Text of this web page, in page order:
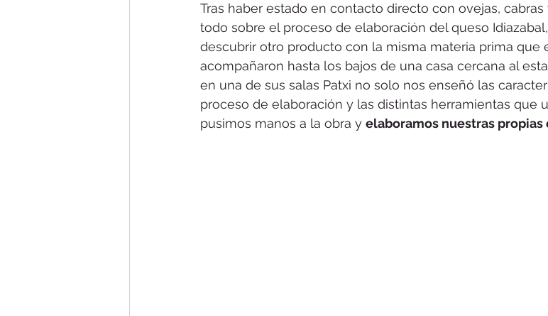
Tras haber estado en contacto directo con ovejas,
todo sobre el proceso de elaboración del queso
descubrir otro producto con la misma materia prima que
acompañaron hasta los bajos de una casa cercana al
en una de sus salas Patxi no solo nos enseñó las
proceso de elaboración y las distintas herramientas que
pusimos manos a la obra y elaboramos nuestras propias